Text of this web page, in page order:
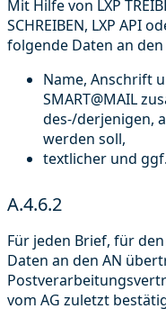
Mit Hilfe von LXP
SCHREIBEN, LXP API
folgende Daten an den
Name, Anschrift
SMART@MAIL
des-/derjenigen,
werden soll,
textlicher und
A.4.6.2
Für jeden Brief, für
Daten an den AN
vom AG zuletzt